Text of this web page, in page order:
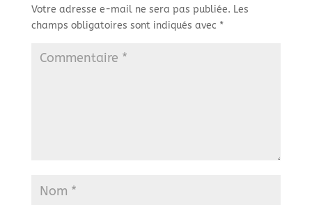
Votre adresse e-mail ne sera pas publiée. Les
champs obligatoires sont indiqués avec *